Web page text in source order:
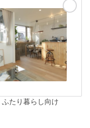
ふたり暮らし向け